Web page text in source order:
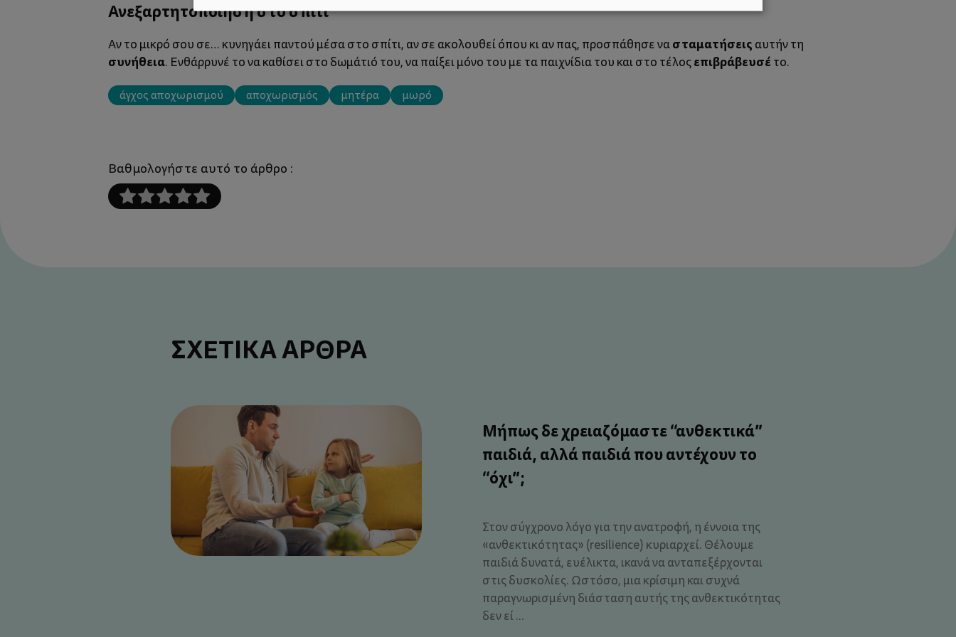
Βαθμολογήστε αυτό το άρθρο :
Ανεξαρτητοποίηση στο σπίτι
Αν το μικρό σου σε… κυνηγάει παντού μέσα στο σπίτι, αν σε ακολουθεί όπου κι αν πας, προσπάθησε νασταματήσεις αυτήν τη
συνήθεια. Ενθάρρυνέ το να καθίσει στο δωμάτιό του, να παίξει μόνο του με τα παιχνίδια του και στο τέλοςεπιβράβευσέ το.
άγχος αποχωρισμού αποχωρισμός μητέρα μωρό
ΣΧΕΤΙΚΑ ΑΡΘΡΑ
Μήπως δε χρειαζόμαστε “ανθεκτικά”
παιδιά, αλλά παιδιά που αντέχουν το
“όχι”;
Στον σύγχρονο λόγο για την ανατροφή, η έννοια της
«ανθεκτικότητας» (resilience) κυριαρχεί. Θέλουμε
παιδιά δυνατά, ευέλικτα, ικανά να ανταπεξέρχονται
στις δυσκολίες. Ωστόσο, μια κρίσιμη και συχνά
παραγνωρισμένη διάσταση αυτής της ανθεκτικότητας
δεν εί ...